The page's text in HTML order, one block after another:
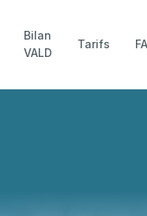
Bilan
VALD
Tarifs